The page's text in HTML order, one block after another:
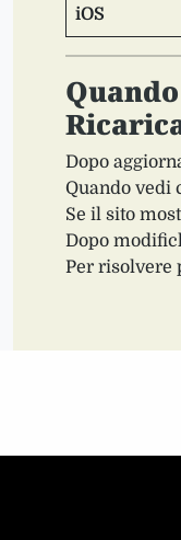
iOS
Dopo
Quando vedi
Se il sito
Dopo
Per risolvere